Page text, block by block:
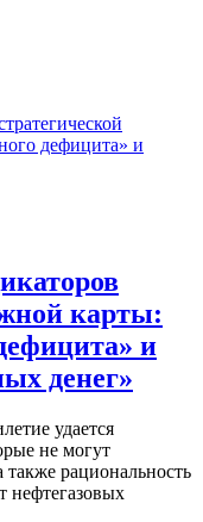
карты:
и
денег»
удается
не могут
также рациональность
нефтегазовых